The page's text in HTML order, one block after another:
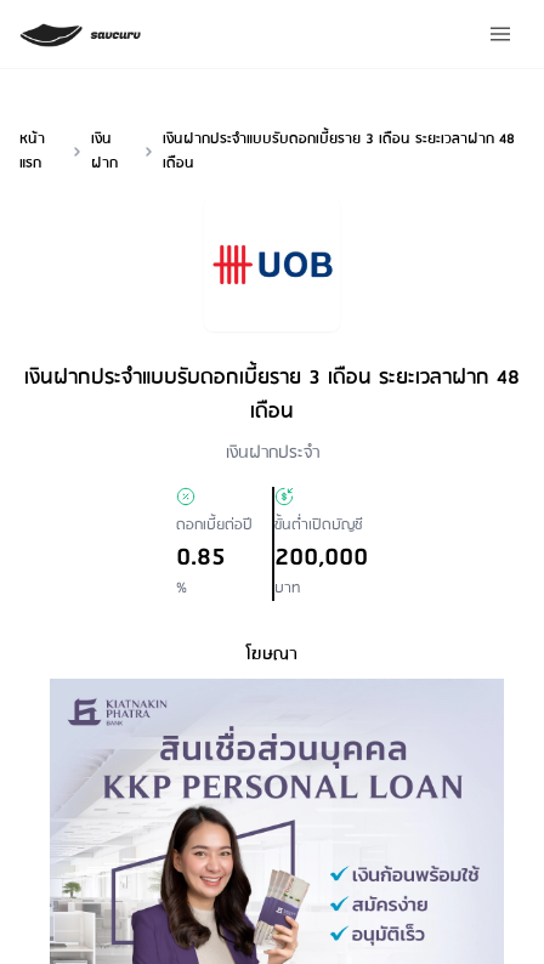
หน้า
แรก
เงิน
ฝาก
เงินฝากประจำแบบรับดอกเบี้ยราย 3 เดือน ระยะเวลาฝาก 48
เดือน
เงินฝากประจำแบบรับดอกเบี้ยราย 3 เดือน ระยะเวลาฝาก 48
เดือน
เงินฝากประจำ
ดอกเบี้ยต่อปี
0.85
%
ขั้นต่ำเปิดบัญชี
200,000
บาท
โฆษณา